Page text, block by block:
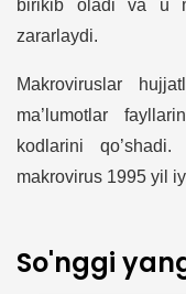
birikib oladi va u
zararlaydi.
Makroviruslar
ma’lumotlar
kodlarini
makrovirus 1995 yil
So'nggi